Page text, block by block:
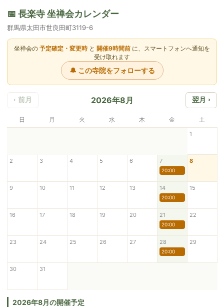
📅 長楽寺 坐禅会カレンダー
群馬県太田市世良田町3119-6
坐禅会の 予定確定・変更時と 開催9時間前 に、スマートフォンへ通知を
受け取れます
🔔 この寺院をフォローする
‹ 前月 2026年8月 翌月 ›
日 月 火 水 木 金 土
1
2 3 4 5 6 7
20:00
8
9 10 11 12 13 14
20:00
15
16 17 18 19 20 21
20:00
22
23 24 25 26 27 28
20:00
29
30 31
2026年8月の開催予定